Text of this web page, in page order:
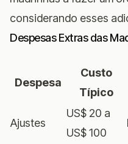
considerando esses
Despesas Extras das
Despesa
Custo
Típico
Ajustes
US$ 20 a
US$ 100